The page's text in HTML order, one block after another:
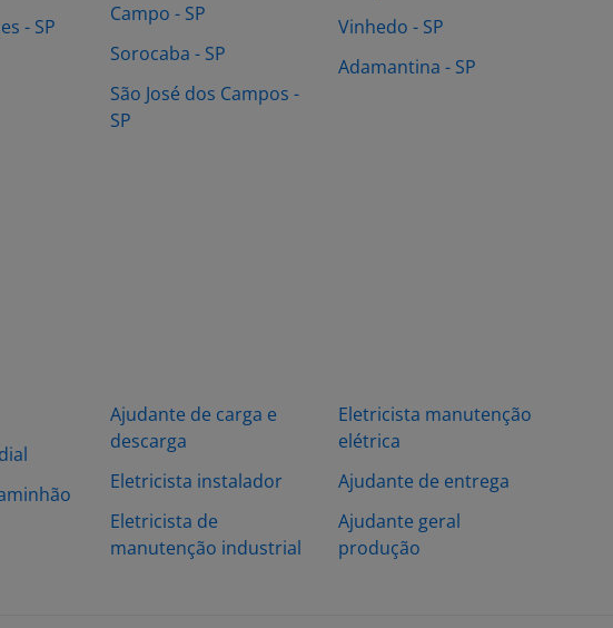
- SP
Campo - SP
Sorocaba - SP
São José dos Campos -
SP
Vinhedo - SP
Adamantina - SP
Ajudante de carga e
descarga
Eletricista instalador
Eletricista de
manutenção industrial
Eletricista manutenção
elétrica
Ajudante de entrega
Ajudante geral
produção